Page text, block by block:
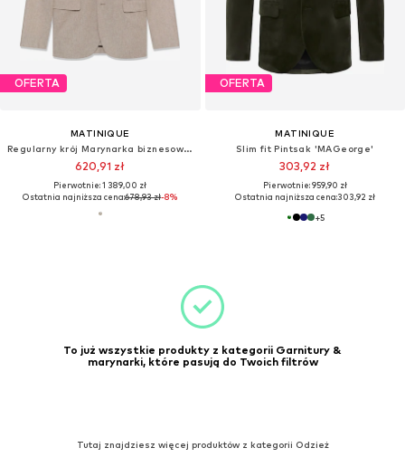
OFERTA
MATINIQUE
Regularny krój Marynarka biznesowa 'MAСharles'
620,91 zł
Pierwotnie: 1 389,00 zł
Ostatnia najniższa cena:678,93 zł-8%
OFERTA
MATINIQUE
Slim fit Pintsak 'MAGeorge'
303,92 zł
Pierwotnie: 959,90 zł
Ostatnia najniższa cena:303,92 zł
+5
To już wszystkie produkty z kategorii Garnitury &
marynarki, które pasują do Twoich filtrów
Tutaj znajdziesz więcej produktów z kategorii Odzież